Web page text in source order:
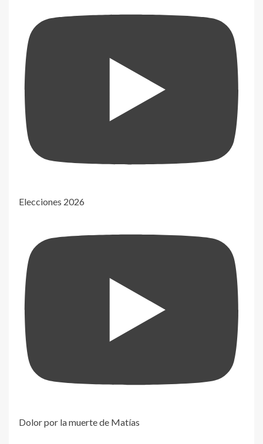
Elecciones 2026
Dolor por la muerte de Matías